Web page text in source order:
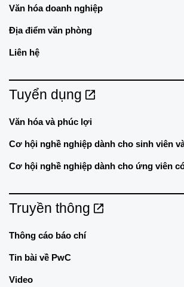
Văn hóa doanh nghiệp
Địa điểm văn phòng
Liên hệ
Tuyển dụng
Văn hóa và phúc lợi
Cơ hội nghề nghiệp dành cho sinh viên
Cơ hội nghề nghiệp dành cho ứng viên
Truyền thông
Thông cáo báo chí
Tin bài về PwC
Video